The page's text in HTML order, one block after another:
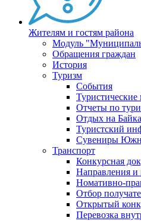
Жителям и гостям района
Модуль
Обращения граждан
История
Туризм
События
Отчеты по
Отдых на
Туристский
Сувениры
Транспорт
Конкурсная
Направления
Номативно-
Отбор
Открытый
Перевозка